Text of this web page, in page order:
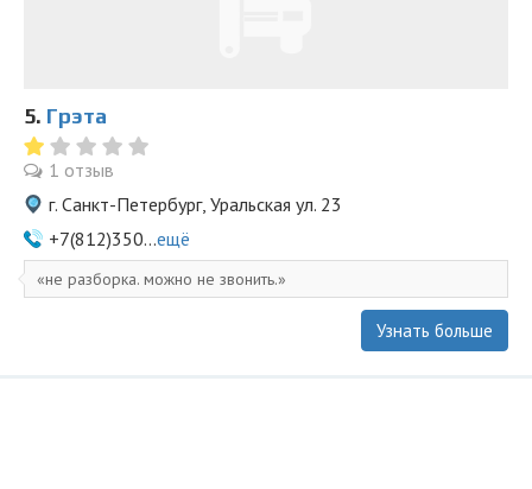
5. Грэта
1 отзыв
г. Санкт-Петербург, Уральская ул. 23
+7(812)350...ещё
не разборка. можно не звонить.
Узнать больше